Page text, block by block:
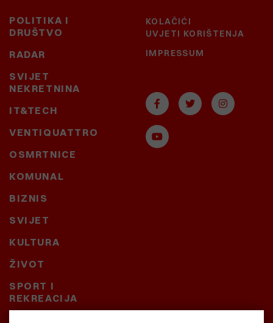
POLITIKA I
DRUŠTVO
RADAR
SVIJET
NEKRETNINA
IT&TECH
VENTIQUATTRO
OSMRTNICE
KOMUNAL
BIZNIS
SVIJET
KULTURA
ŽIVOT
SPORT I
REKREACIJA
KOLAČIĆI
UVJETI KORIŠTENJA
IMPRESSUM